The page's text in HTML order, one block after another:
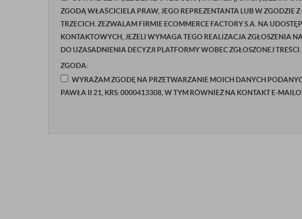
ZGODĄ WŁAŚCICIELA PRAW, JEGO REPREZENTANTA LUB W
TRZECICH. ZEZWALAM FIRMIE ECOMMERCE FACTORY S.A. NA
KONTAKTOWYCH, JEŻELI WYMAGA TEGO REALIZACJA ZGŁOSZENIA
DO UZASADNIENIA DECYZJI PLATFORMY WOBEC ZGŁOSZONEJ TREŚCI.
ZGODA:
WYRAŻAM ZGODĘ NA PRZETWARZANIE MOICH DANYCH
PAWŁA II 21, KRS: 0000413308, W TYM RÓWNIEŻ NA KONTAKT E-